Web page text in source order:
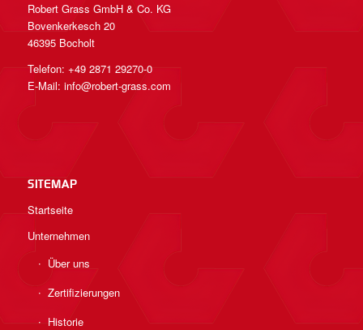
Robert Grass GmbH & Co. KG
Bovenkerkesch 20
46395 Bocholt
Telefon: +49 2871 29270-0
E-Mail: info@robert-grass.com
SITEMAP
Startseite
Unternehmen
Über uns
Zertifizierungen
Historie